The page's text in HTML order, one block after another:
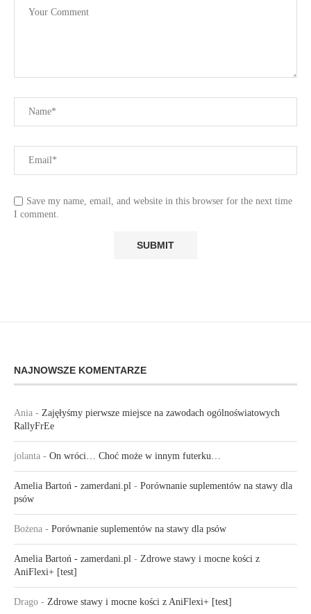
Save my name, email, and website in this browser for the next time
I comment.
NAJNOWSZE KOMENTARZE
Ania - Zajęłyśmy pierwsze miejsce na zawodach ogólnoświatowych
RallyFrEe
jolanta - On wróci… Choć może w innym futerku…
Amelia Bartoń - zamerdani.pl - Porównanie suplementów na stawy dla
psów
Bożena - Porównanie suplementów na stawy dla psów
Amelia Bartoń - zamerdani.pl - Zdrowe stawy i mocne kości z
AniFlexi+ [test]
Drago - Zdrowe stawy i mocne kości z AniFlexi+ [test]